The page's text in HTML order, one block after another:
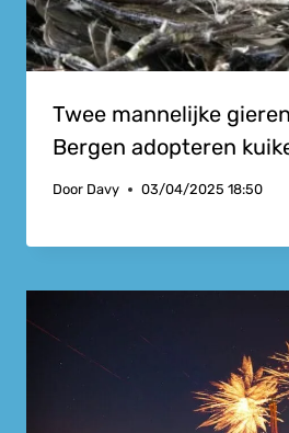
Twee mannelijke
Bergen adopteren
Door Davy 03/04/2025 18:50